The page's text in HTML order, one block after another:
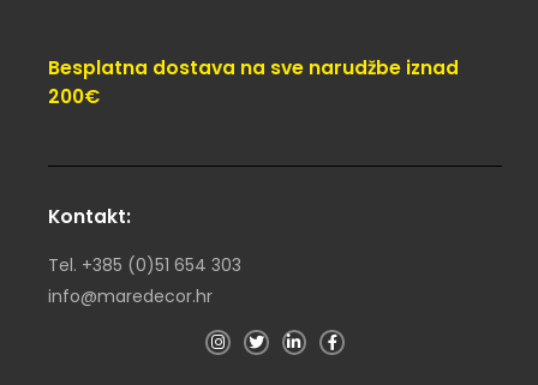
Besplatna dostava na sve narudžbe iznad
200€
Kontakt:
Tel. +385 (0)51 654 303
info@maredecor.hr